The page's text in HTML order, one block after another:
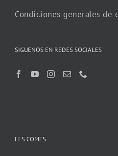
Condiciones generales de
SIGUENOS EN REDES SOCIALES
LES COMES